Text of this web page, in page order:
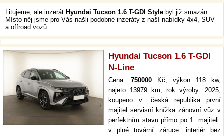
Litujeme, ale inzerát Hyundai Tucson 1.6 T-GDI Style byl již smazán.
Místo něj jsme pro Vás našli podobné inzeráty z naší nabídky 4x4, SUV
a offroad vozů.
Hyundai Tucson 1.6 T-GDI
N-Line
Cena: 750000 Kč, výkon 118 kw,
najeto 13979 km, rok výroby: 2025,
koupeno v: česká republika první
majitel servisní knížka zánovní vůz v
perfektním stavu přímo po 1. majiteli.
v plné tovární záruce. interiér bez